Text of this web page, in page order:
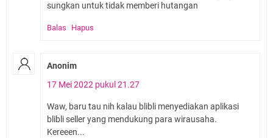
sungkan untuk tidak memberi hutangan
Balas Hapus
Anonim
17 Mei 2022 pukul 21.27
Waw, baru tau nih kalau blibli menyediakan aplikasi
blibli seller yang mendukung para wirausaha.
Kereeen...